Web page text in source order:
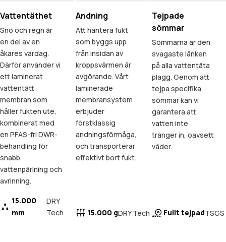
Vattentäthet
Snö och regn är
en del av en
åkares vardag.
Därför använder vi
ett laminerat
vattentätt
membran som
håller fukten ute,
kombinerat med
en PFAS-fri DWR-
behandling för
snabb
vattenpärlning och
avrinning.
15.000
mm
DRY
Tech
Andning
Att hantera fukt
som byggs upp
från insidan av
kroppsvärmen är
avgörande. Vårt
laminerade
membransystem
erbjuder
förstklassig
andningsförmåga,
och transporterar
effektivt bort fukt.
15.000 gDRY Tech
Tejpade
sömmar
Sömmarna är den
svagaste länken
på alla vattentäta
plagg. Genom att
tejpa specifika
sömmar kan vi
garantera att
vatten inte
tränger in, oavsett
väder.
Fullt tejpadTSGS